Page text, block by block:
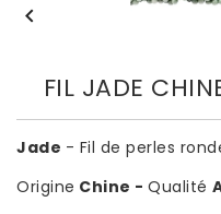

FIL JADE
Jade - Fil de perles
Origine Chine - Qualité